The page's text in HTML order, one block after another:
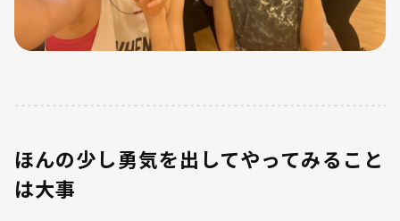
ほんの少し勇気を出してやってみること
は大事